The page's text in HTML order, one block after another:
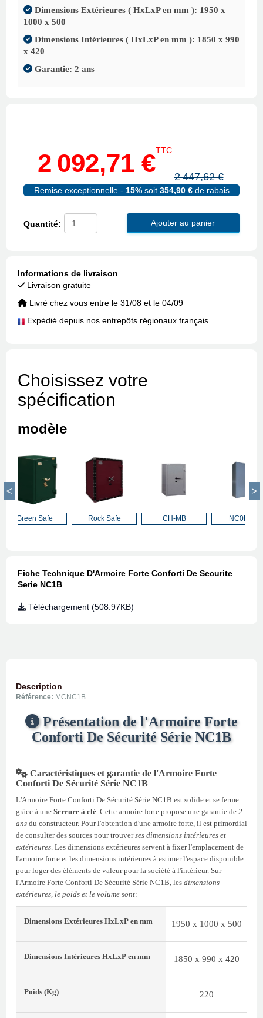
Dimensions Extérieures ( HxLxP en mm ): 1950 x
1000 x 500
Dimensions Intérieures ( HxLxP en mm ): 1850 x 990
x 420
Garantie: 2 ans
2 092,71 €TTC
2 447,62 €
Remise exceptionnelle - 15%soit 354,90 €de rabais
Quantité: Ajouter au panier
Choisissez votre
spécification
modèle
Green Safe Rock Safe CH-MB NC0B-L2
Informations de livraison
Livraison gratuite
Livré chez vous entre le 31/08 et le 04/09
Expédié depuis nos entrepôts régionaux français
Fiche Technique D'Armoire Forte Conforti De Securite
Serie NC1B
Téléchargement (508.97KB)
Description
Référence: MCNC1B
Présentation de l'Armoire Forte
Conforti De Sécurité Série NC1B
Caractéristiques et garantie de l'Armoire Forte
Conforti De Sécurité Série NC1B
L'Armoire Forte Conforti De Sécurité Série NC1B est solide et se ferme
grâce à une Serrure à clé. Cette armoire forte propose une garantie de 2
ans du constructeur. Pour l'obtention d'une armoire forte, il est primordial
de consulter des sources pour trouverses dimensions intérieures et
extérieures. Les dimensions extérieures servent à fixer l'emplacement de
l'armoire forte et les dimensions intérieures à estimer l'espace disponible
pour loger des éléments de valeur pour la société à l'intérieur. Sur
l'Armoire Forte Conforti De Sécurité Série NC1B, les dimensions
extérieures, le poids et le volume sont:
Dimensions Extérieures HxLxP en mm 1950 x 1000 x 500
Dimensions Intérieures HxLxP en mm 1850 x 990 x 420
Poids (Kg) 220